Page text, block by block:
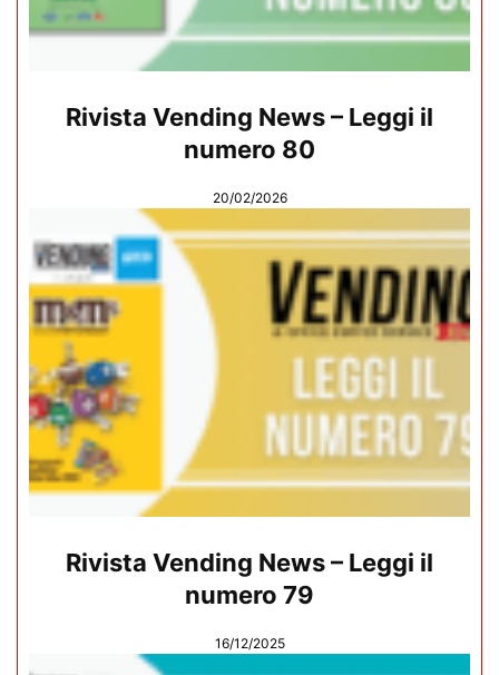
Rivista Vending News – Leggi il
numero 80
20/02/2026
Rivista Vending News – Leggi il
numero 79
16/12/2025